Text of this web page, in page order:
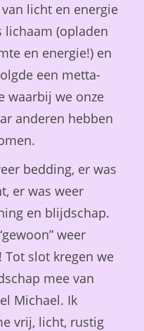
licht en energie
lichaam (opladen
en energie!) en
een metta-
waarbij we onze
anderen hebben
bedding, er was
er was weer
en blijdschap.
weer
Tot slot kregen we
mee van
Michael. Ik
vrij, licht, rustig